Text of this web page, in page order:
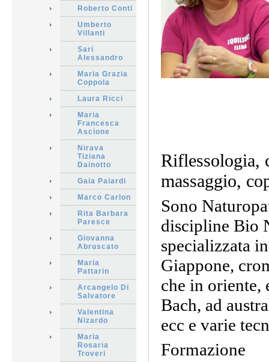
Roberto Conti
Umberto
Villanti
Sari
Alessandro
Maria Grazia
Coppola
Laura Ricci
Maria
Francesca
Ascione
Nirava
Tiziana
Dainotto
Gaia Paiardi
Marco Carlon
Rita Barbara
Paresce
Giovanna
Abruscato
Maria
Pattarin
Arcangelo Di
Salvatore
Valentina
Nizardo
Maria
Rosaria
Troveri
Riflessologia,
massaggio,
Sono
discipline Bio
specializzata
Giappone,
che in oriente,
Bach, ad
ecc e varie
Formazione